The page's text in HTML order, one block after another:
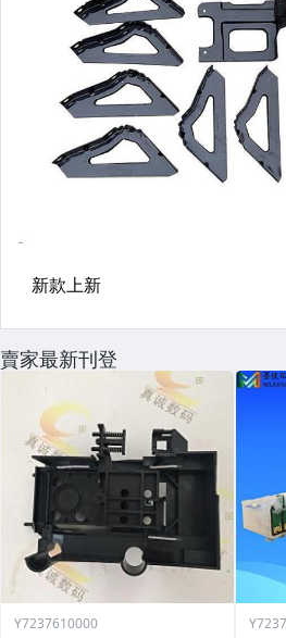
賣家最新刊登
Y7237610000